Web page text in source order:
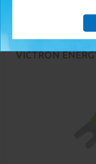
VICTRON